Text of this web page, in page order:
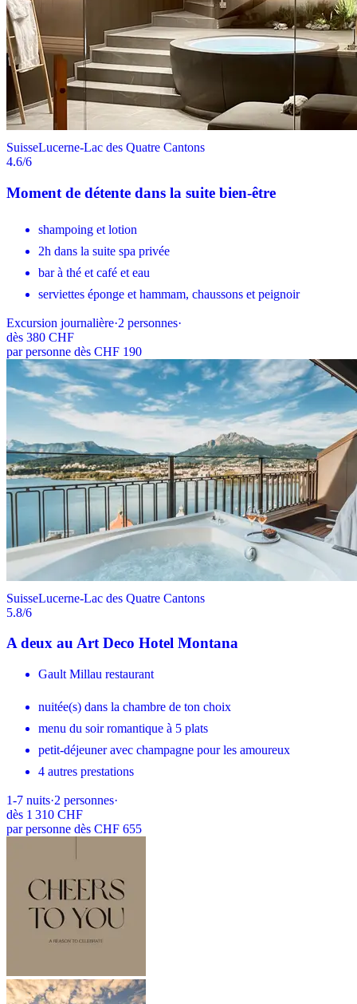
SuisseLucerne-Lac des Quatre Cantons
4.6/6
Moment de détente dans la suite bien-être
shampoing et lotion
2h dans la suite spa privée
bar à thé et café et eau
serviettes éponge et hammam, chaussons et peignoir
Excursion journalière·2 personnes·
dès 380 CHF
par personne dès CHF 190
SuisseLucerne-Lac des Quatre Cantons
5.8/6
A deux au Art Deco Hotel Montana
Gault Millau restaurant
nuitée(s) dans la chambre de ton choix
menu du soir romantique à 5 plats
petit-déjeuner avec champagne pour les amoureux
4 autres prestations
1-7 nuits·2 personnes·
dès 1 310 CHF
par personne dès CHF 655